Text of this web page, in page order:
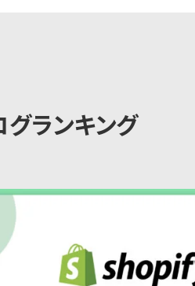
グランキング